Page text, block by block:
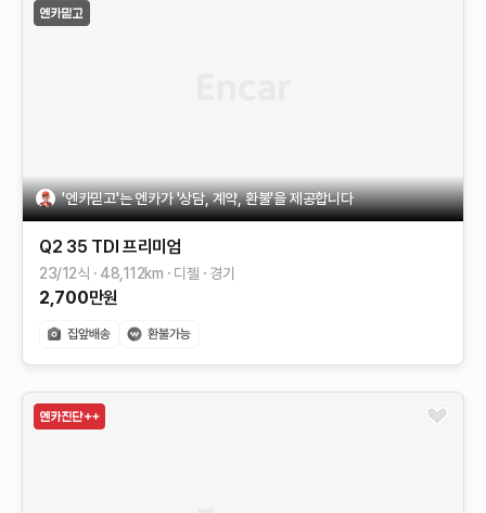
'엔카믿고'는 엔카가 '상담, 계약, 환불'을 제공합니다
Q2 35 TDI 프리미엄
23/12식 48,112km 디젤 경기
2,700만원